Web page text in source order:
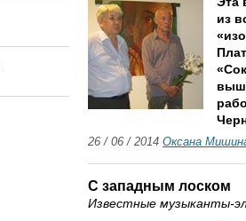
из
26 / 06 / 2014 Оксана
С западным лоском
Известные музыканты-